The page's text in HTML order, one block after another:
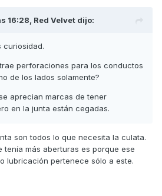
16:28, Red Velvet dijo:
curiosidad.
perforaciones para los conductos
de los lados solamente?
aprecian marcas de tener
en la junta están cegadas.
son todos lo que necesita la culata.
tenía más aberturas es porque ese
lubricación pertenece sólo a este.